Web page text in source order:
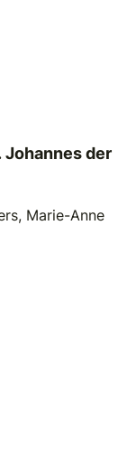
Johannes der
Marie-Anne